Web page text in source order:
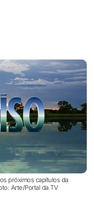
próximos capítulos da
Arte/Portal da TV